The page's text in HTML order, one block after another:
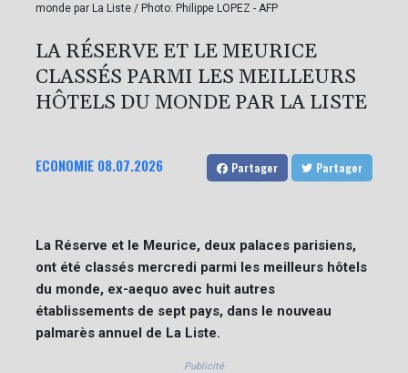
monde par La Liste / Photo: Philippe LOPEZ - AFP
LA RÉSERVE ET LE MEURICE
CLASSÉS PARMI LES MEILLEURS
HÔTELS DU MONDE PAR LA LISTE
ECONOMIE 08.07.2026 Partager Partager
La Réserve et le Meurice, deux palaces parisiens,
ont été classés mercredi parmi les meilleurs hôtels
du monde, ex-aequo avec huit autres
établissements de sept pays, dans le nouveau
palmarès annuel de La Liste.
Publicité